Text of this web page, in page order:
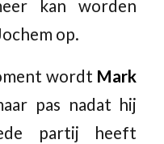
kan worden
op.
wordt Mark
pas nadat hij
partij heeft